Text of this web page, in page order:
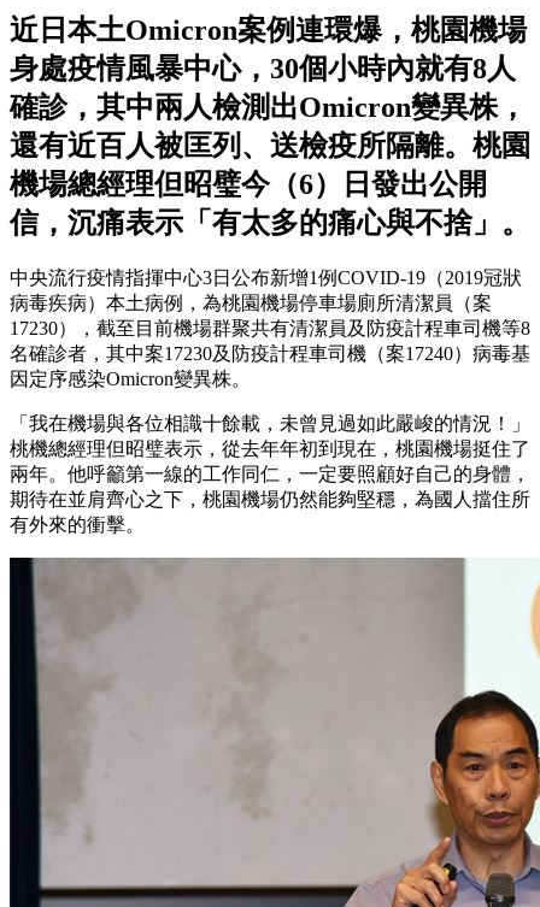
近日本土Omicron案例連環爆，桃園機場
身處疫情風暴中心，30個小時內就有8人
確診，其中兩人檢測出Omicron變異株，
還有近百人被匡列、送檢疫所隔離。桃園
機場總經理但昭璧今（6）日發出公開
信，沉痛表示「有太多的痛心與不捨」。
中央流行疫情指揮中心3日公布新增1例COVID-19（2019冠狀
病毒疾病）本土病例，為桃園機場停車場廁所清潔員（案
17230），截至目前機場群聚共有清潔員及防疫計程車司機等8
名確診者，其中案17230及防疫計程車司機（案17240）病毒基
因定序感染Omicron變異株。
「我在機場與各位相識十餘載，未曾見過如此嚴峻的情況！」
桃機總經理但昭璧表示，從去年年初到現在，桃園機場挺住了
兩年。他呼籲第一線的工作同仁，一定要照顧好自己的身體，
期待在並肩齊心之下，桃園機場仍然能夠堅穩，為國人擋住所
有外來的衝擊。